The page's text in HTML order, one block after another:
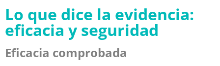
Lo que dice la evidencia:
eficacia y seguridad
Eficacia comprobada